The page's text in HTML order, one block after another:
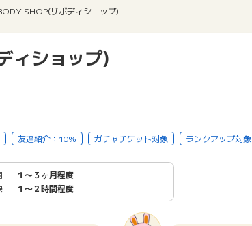
SHOP(ザボディショップ)
ィショップ)
友達紹介：10% ガチャチケット対象 ランクアップ対象
１〜３ヶ月程度
１〜２時間程度